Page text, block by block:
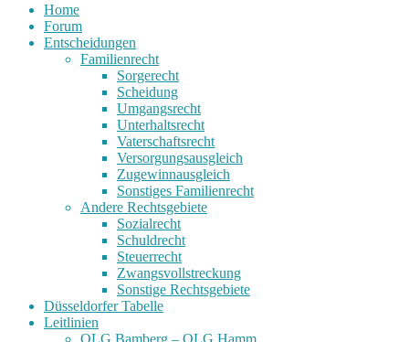
Home
Forum
Entscheidungen
Familienrecht
Sorgerecht
Scheidung
Umgangsrecht
Unterhaltsrecht
Vaterschaftsrecht
Versorgungsausgleich
Zugewinnausgleich
Sonstiges Familienrecht
Andere Rechtsgebiete
Sozialrecht
Schuldrecht
Steuerrecht
Zwangsvollstreckung
Sonstige Rechtsgebiete
Düsseldorfer Tabelle
Leitlinien
OLG Bamberg – OLG Hamm